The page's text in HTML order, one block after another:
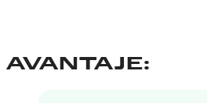
AVANTAJE: